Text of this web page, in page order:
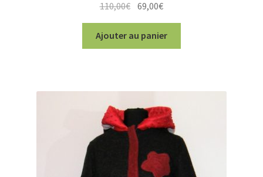
110,00€ Le
initial
était :
69,00€Le
actuel
est :
Ajouter au panier